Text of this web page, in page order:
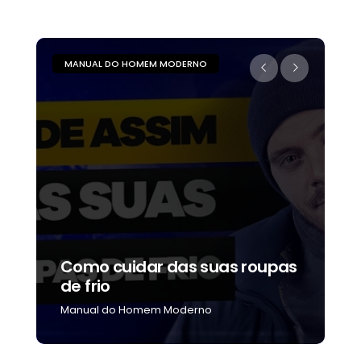
MANUAL DO HOMEM MODERNO
Como cuidar das suas roupas
de frio
Manual do Homem Moderno